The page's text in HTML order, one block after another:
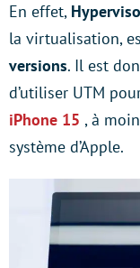
En effet,
la virtualisation,
versions. Il est
d’utiliser UTM
iPhone 15 , à
système d’Apple.